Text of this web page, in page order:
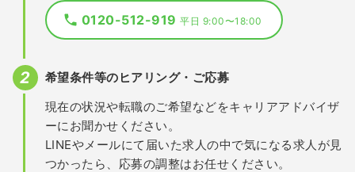
0120-512-919平日 9:00〜18:00
希望条件等のヒアリング・ご応募
現在の状況や転職のご希望などをキャリアアドバイザ
ーにお聞かせください。
LINEやメールにて届いた求人の中で気になる求人が見
つかったら、応募の調整はお任せください。